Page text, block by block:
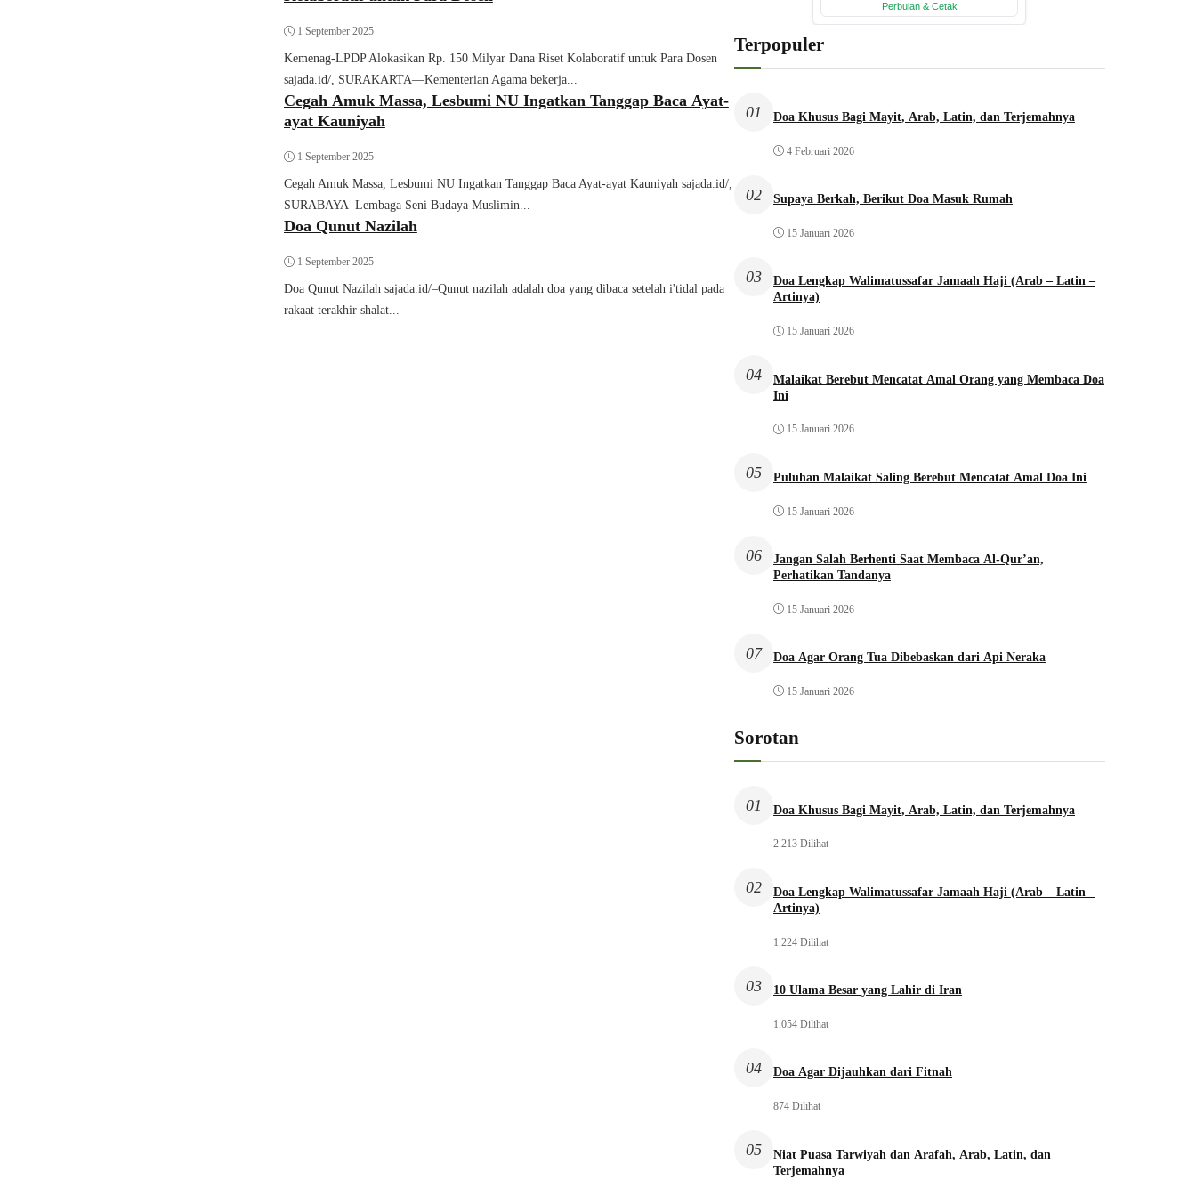
1 September 2025
Kemenag-LPDP Alokasikan Rp. 150 Milyar Dana Riset Kolaboratif untuk Para Dosen
sajada.id/, SURAKARTA—Kementerian Agama bekerja...
Cegah Amuk Massa, Lesbumi NU Ingatkan Tanggap Baca Ayat-
ayat Kauniyah
1 September 2025
Cegah Amuk Massa, Lesbumi NU Ingatkan Tanggap Baca Ayat-ayat Kauniyah sajada.id/,
SURABAYA–Lembaga Seni Budaya Muslimin...
Doa Qunut Nazilah
1 September 2025
Doa Qunut Nazilah sajada.id/–Qunut nazilah adalah doa yang dibaca setelah i'tidal pada
rakaat terakhir shalat...
Terpopuler
01 Doa Khusus Bagi Mayit, Arab, Latin, dan Terjemahnya
4 Februari 2026
02 Supaya Berkah, Berikut Doa Masuk Rumah
15 Januari 2026
03
Doa Lengkap Walimatussafar Jamaah Haji (Arab – Latin –
Artinya)
15 Januari 2026
04
Malaikat Berebut Mencatat Amal Orang yang Membaca Doa
Ini
15 Januari 2026
05 Puluhan Malaikat Saling Berebut Mencatat Amal Doa Ini
15 Januari 2026
06
Jangan Salah Berhenti Saat Membaca Al-Qur’an,
Perhatikan Tandanya
15 Januari 2026
07 Doa Agar Orang Tua Dibebaskan dari Api Neraka
15 Januari 2026
Sorotan
01 Doa Khusus Bagi Mayit, Arab, Latin, dan Terjemahnya
2.213 Dilihat
02
Doa Lengkap Walimatussafar Jamaah Haji (Arab – Latin –
Artinya)
1.224 Dilihat
03 10 Ulama Besar yang Lahir di Iran
1.054 Dilihat
04 Doa Agar Dijauhkan dari Fitnah
874 Dilihat
05
Niat Puasa Tarwiyah dan Arafah, Arab, Latin, dan
Terjemahnya